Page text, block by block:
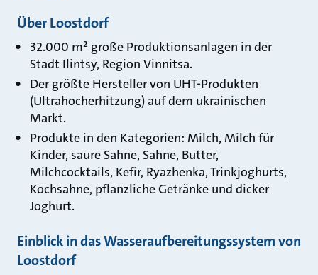
Über Loostdorf
32.000 m² große Produktionsanlagen in der
Stadt Ilintsy, Region Vinnitsa.
Der größte Hersteller von UHT-Produkten
(Ultrahocherhitzung) auf dem ukrainischen
Markt.
Produkte in den Kategorien: Milch, Milch für
Kinder, saure Sahne, Sahne, Butter,
Milchcocktails, Kefir, Ryazhenka, Trinkjoghurts,
Kochsahne, pflanzliche Getränke und dicker
Joghurt.
Einblick in das Wasseraufbereitungssystem von
Loostdorf